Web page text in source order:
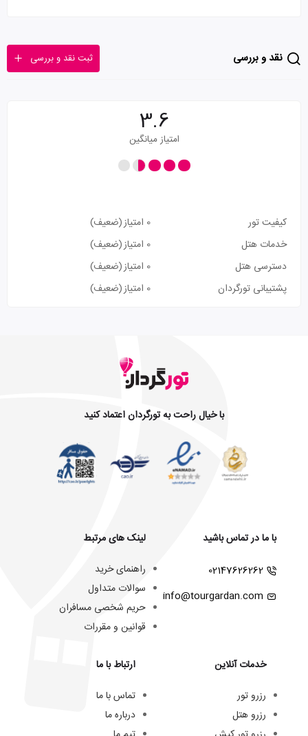
نقد و بررسی ثبت نقد و بررسی
3.6
امتیاز میانگین
کیفیت تور 0 امتیاز
(ضعیف)
خدمات هتل
0 امتیاز
(ضعیف)
دسترسی هتل
0 امتیاز
(ضعیف)
پشتیبانی تورگردان
0 امتیاز (ضعیف)
با خیال راحت به تورگردان اعتماد کنید
با ما در تماس باشید
02147626262
info@tourgardan.com
خدمات آنلاین
رزرو تور
رزرو هتل
لینک های مرتبط
راهنمای خرید
سوالات متداول
حریم شخصی مسافران
قوانین و مقررات
ارتباط با ما
تماس با ما
درباره ما